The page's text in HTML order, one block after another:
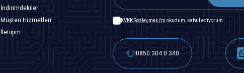
İndirimdekiler
Müşteri Hizmetleri
İletişim
KVKK Sözleşmesi'ni okudum, kabul ediyorum.
0850 304 0 340